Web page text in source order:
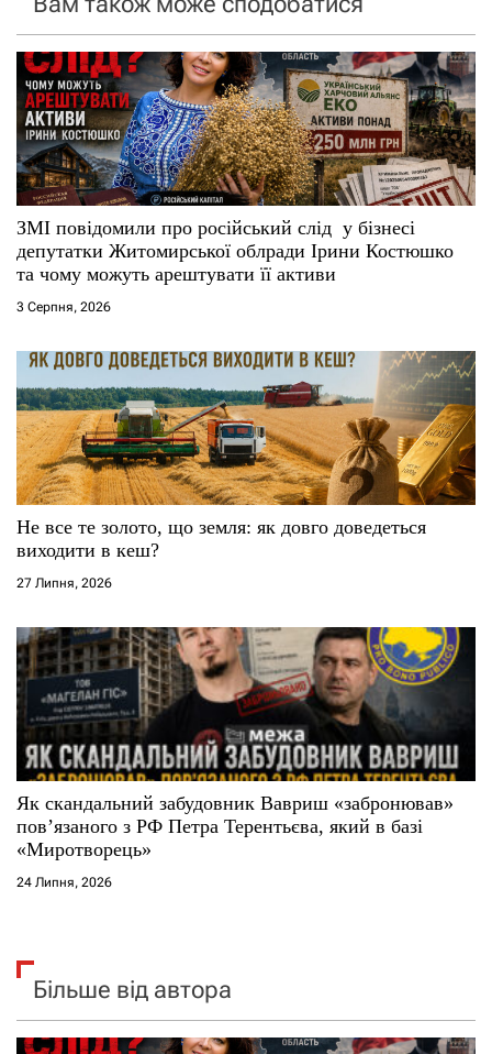
а
п
и
с
і
в
ЗМІ повідомили про російський слід у бізнесі
депутатки Житомирської облради Ірини Костюшко
та чому можуть арештувати її активи
3 Серпня, 2026
Не все те золото, що земля: як довго доведеться
виходити в кеш?
27 Липня, 2026
Як скандальний забудовник Вавриш «забронював»
повʼязаного з РФ Петра Терентьєва, який в базі
«Миротворець»
24 Липня, 2026
Більше від автора